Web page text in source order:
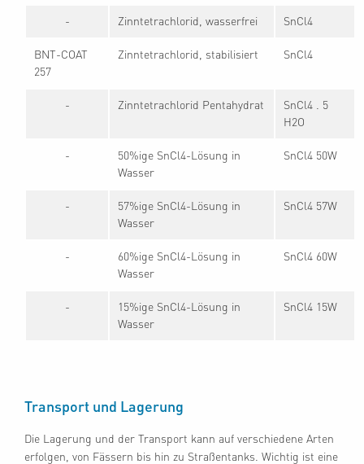
- Zinntetrachlorid, wasserfrei SnCl4
BNT-COAT
257
Zinntetrachlorid, stabilisiert SnCl4
- Zinntetrachlorid Pentahydrat
SnCl4 . 5
H2O
-
50%ige SnCl4-Lösung in
Wasser
SnCl4 50W
-
57%ige SnCl4-Lösung in
Wasser
SnCl4 57W
-
60%ige SnCl4-Lösung in
Wasser
SnCl4 60W
-
15%ige SnCl4-Lösung in
Wasser
SnCl4 15W
Transport und Lagerung
Die Lagerung und der Transport kann auf verschiedene Arten
erfolgen, von Fässern bis hin zu Straßentanks. Wichtig ist eine